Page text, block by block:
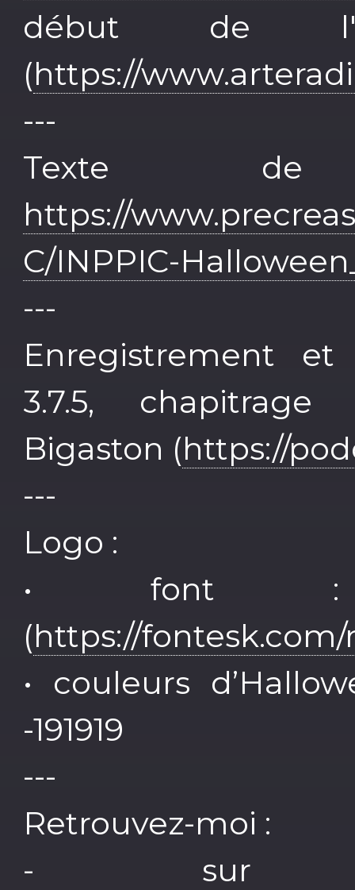
début de
(https://
---
Texte
https://
C/INPPIC-
---
Enregistrement
3.7.5,
Bigaston (https://
---
Logo :
• font :
(https://
• couleurs
-191919
---
Retrouvez-moi :
- sur